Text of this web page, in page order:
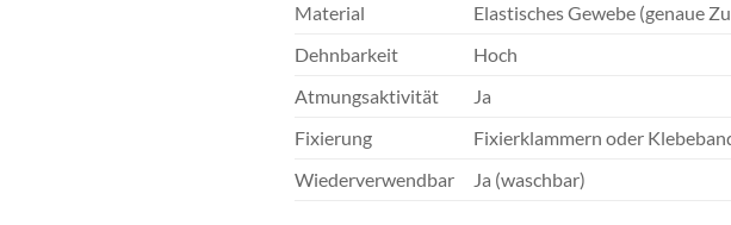
Material
Elastisches Gewebe (genaue
Dehnbarkeit
Hoch
Atmungsaktivität
Ja
Fixierung
Fixierklammern oder
Wiederverwendbar
Ja (waschbar)